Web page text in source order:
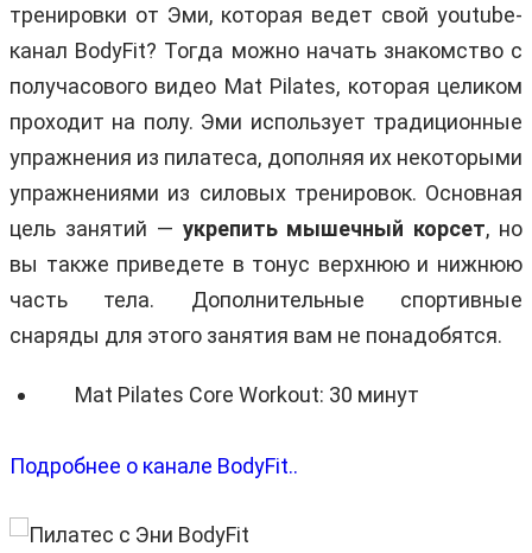
тренировки от Эми, которая ведет свой youtube-
канал BodyFit? Тогда можно начать знакомство с
получасового видео Mat Pilates, которая целиком
проходит на полу. Эми использует традиционные
упражнения из пилатеса, дополняя их некоторыми
упражнениями из силовых тренировок. Основная
цель занятий — укрепить мышечный корсет, но
вы также приведете в тонус верхнюю и нижнюю
часть тела. Дополнительные спортивные
снаряды для этого занятия вам не понадобятся.
Mat Pilates Core Workout: 30 минут
Подробнее о канале BodyFit..